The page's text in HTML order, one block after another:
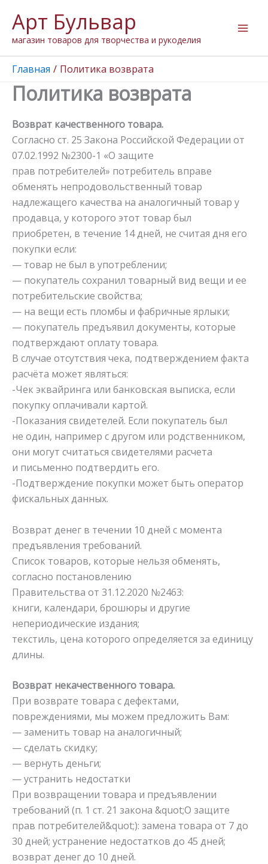
содержимому
Арт Бульвар
магазин товаров для творчества и рукоделия
Главная Политика возврата
Политика возврата
Возврат качественного товара.
Согласно ст. 25 Закона Российской Федерации от
07.02.1992 №2300-1 «О защите
прав потребителей» потребитель вправе
обменять непродовольственный товар
надлежащего качества на аналогичный товар у
продавца, у которого этот товар был
приобретен, в течение 14 дней, не считая дня его
покупки если:
— товар не был в употреблении;
— покупатель сохранил товарный вид вещи и ее
потребительские свойства;
— на вещи есть пломбы и фабричные ярлыки;
— покупатель предъявил документы, которые
подтверждают оплату товара.
В случае отсутствия чека, подтверждением факта
расчёта может являться:
-Чек эквайринга или банковская выписка, если
покупку оплачивали картой.
-Показания свидетелей. Если покупатель был
не один, например с другом или родственником,
они могут считаться свидетелями расчета
и письменно подтвердить его.
-Подтверждение покупки может быть оператор
фискальных данных.
Возврат денег в течении 10 дней с момента
предъявления требований.
Список товаров, которые нельзя обменять,
согласно постановлению
Правительства от 31.12.2020 №2463:
книги, календари, брошюры и другие
непериодические издания;
текстиль, цена которого определяется за единицу
длины.
Возврат некачественного товара.
При возврате товара с дефектами,
повреждениями, мы можем предложить Вам:
— заменить товар на аналогичный;
— сделать скидку;
— вернуть деньги;
— устранить недостатки
При возвращении товара и предъявлении
требований (п. 1 ст. 21 закона &quot;О защите
прав потребителей&quot;): замена товара от 7 до
30 дней; устранение недостатков до 45 дней;
возврат денег до 10 дней.